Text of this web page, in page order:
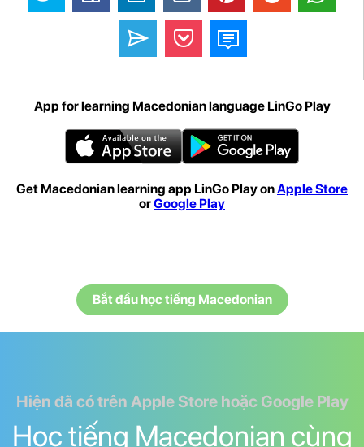
App for learning Macedonian language LinGo Play
Get Macedonian learning app LinGo Play onApple Store
orGoogle Play
Bắt đầu học tiếng Macedonian
Hiện đã có trên Apple Store hoặc Google Play
Học tiếng Macedonian cùng